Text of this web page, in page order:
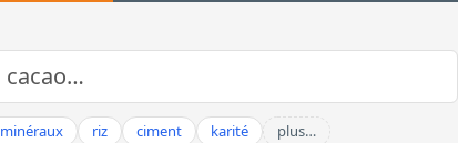
minéraux riz ciment karité plus…